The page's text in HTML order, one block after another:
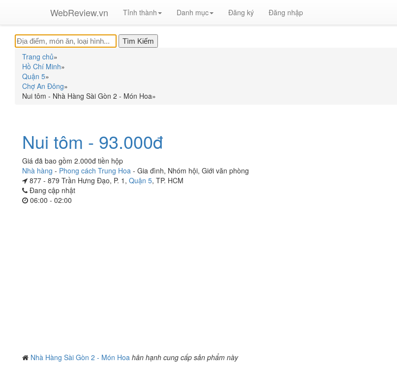
WebReview.vn Tỉnh thành Danh mục Đăng ký Đăng nhập
Trang chủ»
Hồ Chí Minh»
Quận 5»
Chợ An Đông»
Nui tôm - Nhà Hàng Sài Gòn 2 - Món Hoa»
Nui tôm - 93.000đ
Giá đã bao gồm 2.000đ tiền hộp
Nhà hàng - Phong cách Trung Hoa - Gia đình, Nhóm hội, Giới văn phòng
877 - 879 Trần Hưng Đạo, P. 1, Quận 5, TP. HCM
Đang cập nhật
06:00 - 02:00
Nhà Hàng Sài Gòn 2 - Món Hoa hân hạnh cung cấp sản phẩm này